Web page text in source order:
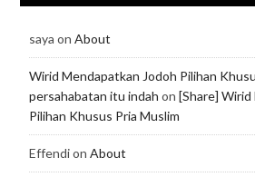
saya on About
Wirid Mendapatkan Jodoh Pilihan
persahabatan itu indah on [Share]
Pilihan Khusus Pria Muslim
Effendion About